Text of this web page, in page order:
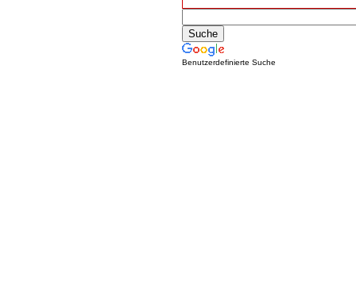
Benutzerdefinierte Suche